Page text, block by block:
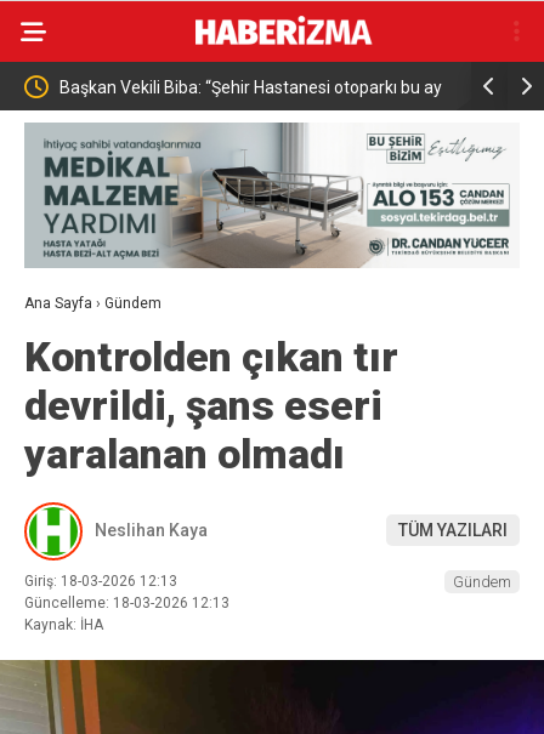
Başkan Vekili Biba: “Şehir Hastanesi otoparkı bu ay
hizmete açılacak”
Sağlık
Denetledi
Ana Sayfa › Gündem
Kontrolden çıkan tır
devrildi, şans eseri
yaralanan olmadı
Neslihan Kaya TÜM YAZILARI
Giriş: 18-03-2026 12:13
Güncelleme: 18-03-2026 12:13
Kaynak: İHA
Gündem